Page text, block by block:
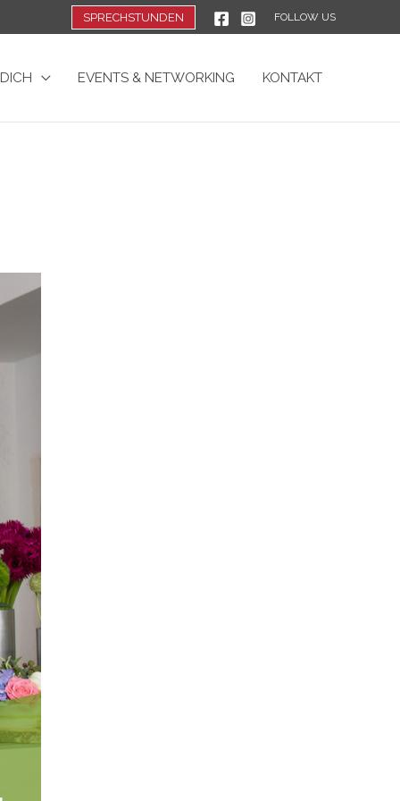
SPRECHSTUNDEN FOLLOW US
EVENTS & NETWORKING KONTAKT